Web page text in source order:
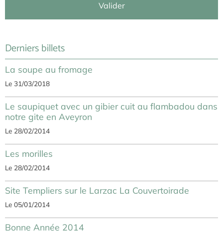
Valider
Derniers billets
La soupe au fromage
Le 31/03/2018
Le saupiquet avec un gibier cuit au flambadou dans
notre gite en Aveyron
Le 28/02/2014
Les morilles
Le 28/02/2014
Site Templiers sur le Larzac La Couvertoirade
Le 05/01/2014
Bonne Année 2014